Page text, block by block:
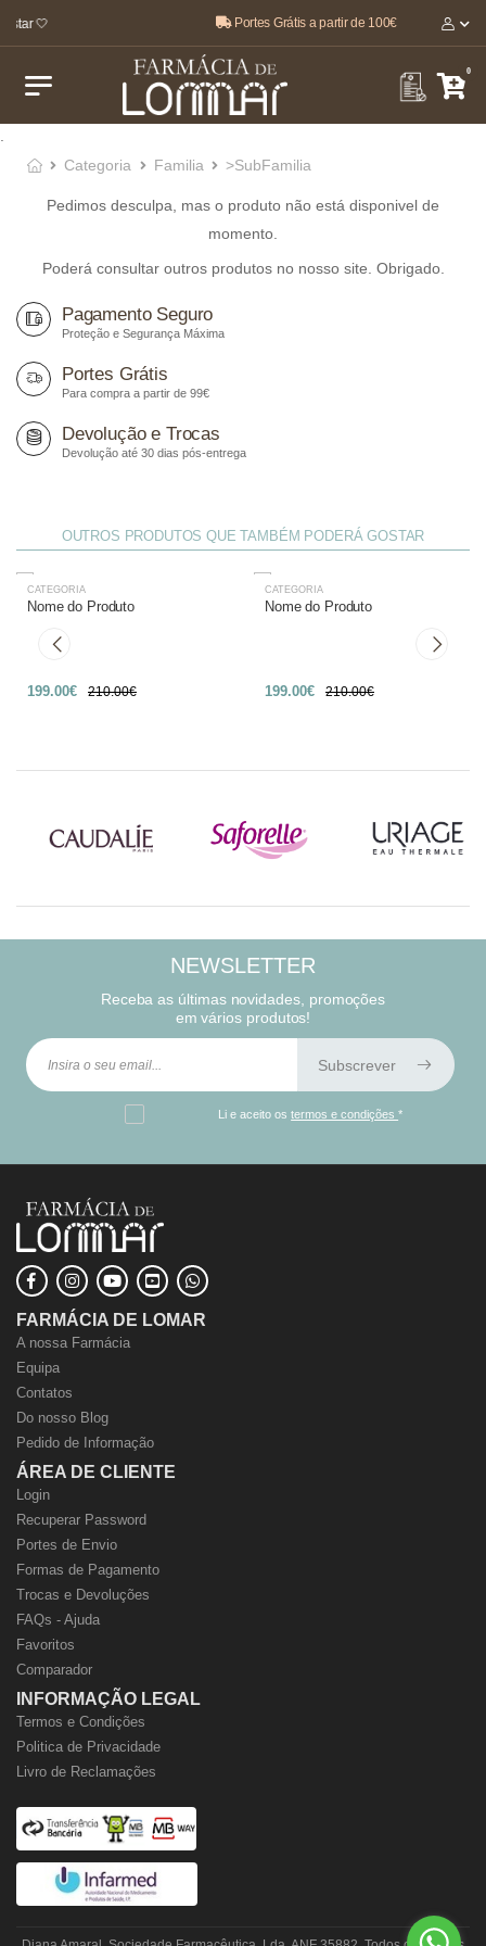
🤍 Portes Grátis a partir de 100€
0
Categoria
Familia >SubFamilia
Pedimos desculpa, mas o produto não está disponivel de
momento.
Poderá consultar outros produtos no nosso site. Obrigado.
Pagamento Seguro
Proteção e Segurança Máxima
Portes Grátis
Para compra a partir de 99€
Devolução e Trocas
Devolução até 30 dias pós-entrega
OUTROS PRODUTOS QUE TAMBÉM PODERÁ GOSTAR
-27%
CATEGORIA
Nome do Produto
199.00€ 210.00€
-27%
CATEGORIA
Nome do Produto
199.00€ 210.00€
NEWSLETTER
Receba as últimas novidades, promoções
em vários produtos!
Subscrever
Li e aceito ostermos e condições*
FARMÁCIA DE LOMAR
A nossa Farmácia
Equipa
Contatos
Do nosso Blog
Pedido de Informação
ÁREA DE CLIENTE
Login
Recuperar Password
Portes de Envio
Formas de Pagamento
Trocas e Devoluções
FAQs - Ajuda
Favoritos
Comparador
INFORMAÇÃO LEGAL
Termos e Condições
Politica de Privacidade
Livro de Reclamações